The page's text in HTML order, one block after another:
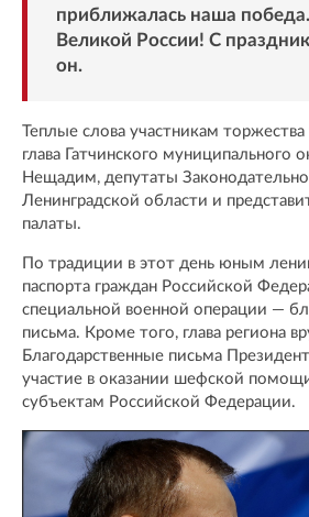
приближалась наша
Великой России! С
он.
Теплые слова участникам
глава Гатчинского муниципального
Нещадим, депутаты
Ленинградской области и
палаты.
По традиции в этот день юным
паспорта граждан Российской
специальной военной операции —
письма. Кроме того, глава региона
Благодарственные письма
участие в оказании шефской
субъектам Российской Федерации.